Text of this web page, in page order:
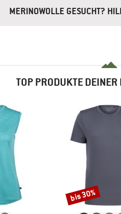
MERINOWOLLE GESUCHT?
TOP PRODUKTE
Rabatt
bis 30%